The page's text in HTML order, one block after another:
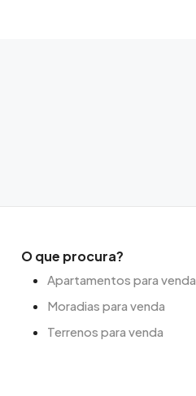
O que procura?
Apartamentos para venda
Moradias para venda
Terrenos para venda